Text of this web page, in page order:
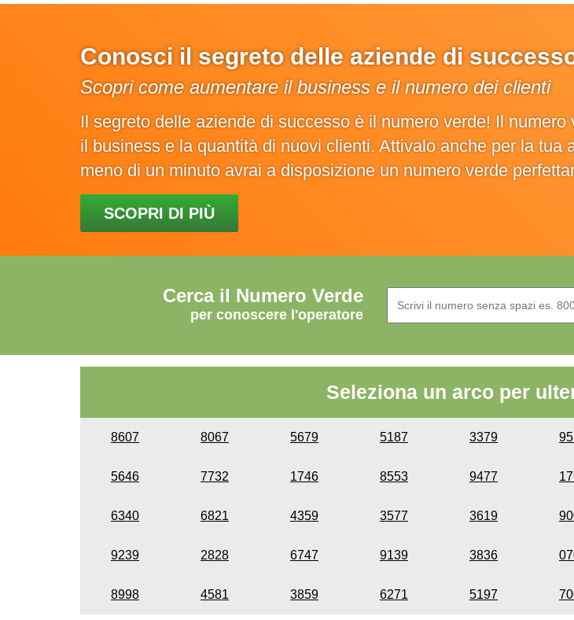
Conosci il segreto delle aziende di
Scopri come aumentare il business e il numero dei clienti
Il segreto delle aziende di successo è il numero verde! Il
il business e la quantità di nuovi clienti. Attivalo anche per la
meno di un minuto avrai a disposizione un numero verde
SCOPRI DI PIÙ
Cerca il Numero Verde
per conoscere l'operatore
Seleziona un arco per
8607 8067 5679 5187 3379
5646 7732 1746 8553 9477
6340 6821 4359 3577 3619
9239 2828 6747 9139 3836
8998 4581 3859 6271 5197